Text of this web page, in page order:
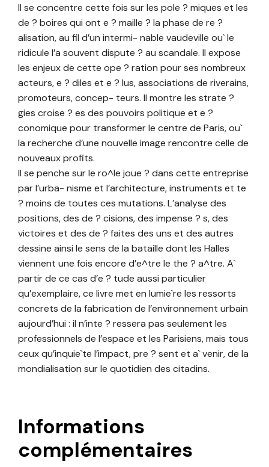
Il se concentre cette fois sur les pole ? miques et les
de ? boires qui ont e ? maille ? la phase de re ?
alisation, au fil d’un intermi- nable vaudeville ou` le
ridicule l’a souvent dispute ? au scandale. Il expose
les enjeux de cette ope ? ration pour ses nombreux
acteurs, e ? diles et e ? lus, associations de riverains,
promoteurs, concep- teurs. Il montre les strate ?
gies croise ? es des pouvoirs politique et e ?
conomique pour transformer le centre de Paris, ou`
la recherche d’une nouvelle image rencontre celle de
nouveaux profits.
Il se penche sur le ro^le joue ? dans cette entreprise
par l’urba- nisme et l’architecture, instruments et te
? moins de toutes ces mutations. L’analyse des
positions, des de ? cisions, des impense ? s, des
victoires et des de ? faites des uns et des autres
dessine ainsi le sens de la bataille dont les Halles
viennent une fois encore d’e^tre le the ? a^tre. A`
partir de ce cas d’e ? tude aussi particulier
qu’exemplaire, ce livre met en lumie`re les ressorts
concrets de la fabrication de l’environnement urbain
aujourd’hui : il n’inte ? ressera pas seulement les
professionnels de l’espace et les Parisiens, mais tous
ceux qu’inquie`te l’impact, pre ? sent et a` venir, de la
mondialisation sur le quotidien des citadins.
Informations
complémentaires